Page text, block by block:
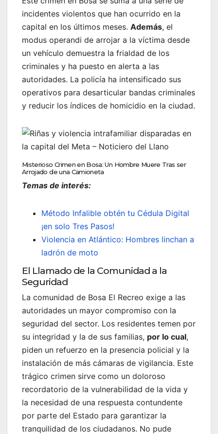
incidentes violentos que han ocurrido en la
capital en los últimos meses. Además, el
modus operandi de arrojar a la víctima desde
un vehículo demuestra la frialdad de los
criminales y ha puesto en alerta a las
autoridades. La policía ha intensificado sus
operativos para desarticular bandas criminales
y reducir los índices de homicidio en la ciudad.
Misterioso Crimen en Bosa: Un Hombre Muere Tras ser
Arrojado de una Camioneta
Temas de interés:
Método Infalible obtén tu Cédula Digital
¡en solo Tres Pasos!
Violencia en Atlántico: Hombres linchan a
ladrón de moto
El Llamado de la Comunidad a la
Seguridad
La comunidad de Bosa El Recreo exige a las
autoridades un mayor compromiso con la
seguridad del sector. Los residentes temen por
su integridad y la de sus familias, por lo cual,
piden un refuerzo en la presencia policial y la
instalación de más cámaras de vigilancia. Este
trágico crimen sirve como un doloroso
recordatorio de la vulnerabilidad de la vida y
la necesidad de una respuesta contundente
por parte del Estado para garantizar la
tranquilidad de los ciudadanos. No pude